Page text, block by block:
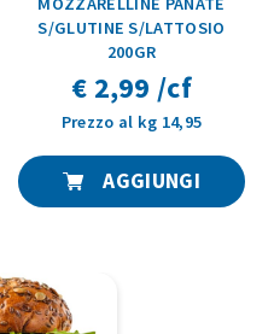
S/GLUTINE S/LATTOSIO
200GR
€ 2,99 /cf
Prezzo al kg 14,95
AGGIUNGI